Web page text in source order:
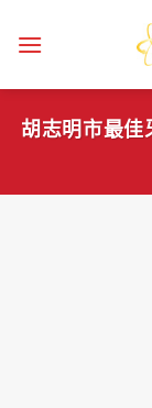
容
胡志明市最